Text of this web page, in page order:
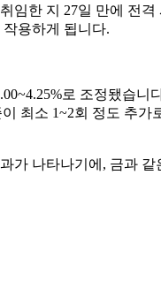
임한 지 27일 만에 전격
용하게 됩니다.
로 조정됐습니
최소 1~2회 정도 추가
가 나타나기에, 금과 같